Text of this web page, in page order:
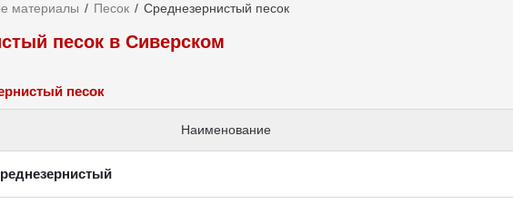
материалы Песок Среднезернистый песок
песок в Сиверском
песок
Наименование